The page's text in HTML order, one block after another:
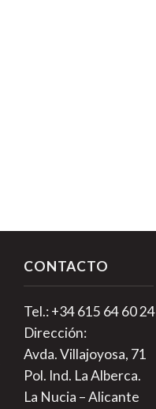
CONTACTO
Tel.: +34 615 64 60 24
Dirección:
Avda. Villajoyosa, 71
Pol. Ind. La Alberca.
La Nucia – Alicante